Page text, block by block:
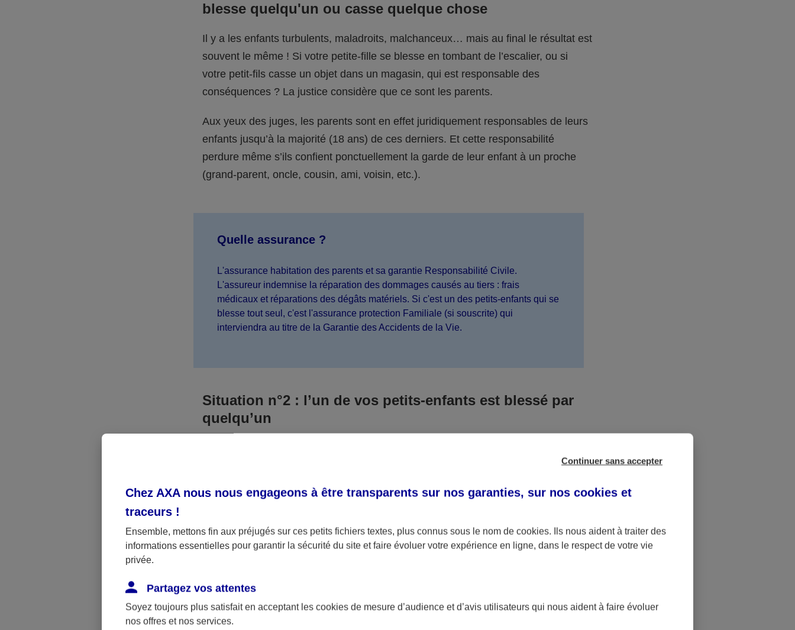
blesse quelqu'un ou casse quelque chose
Il y a les enfants turbulents, maladroits, malchanceux… mais au final le résultat est
souvent le même ! Si votre petite-fille se blesse en tombant de l’escalier, ou si
votre petit-fils casse un objet dans un magasin, qui est responsable des
conséquences ? La justice considère que ce sont les parents.
Aux yeux des juges, les parents sont en effet juridiquement responsables de leurs
enfants jusqu’à la majorité (18 ans) de ces derniers. Et cette responsabilité
perdure même s’ils confient ponctuellement la garde de leur enfant à un proche
(grand-parent, oncle, cousin, ami, voisin, etc.).
Quelle assurance ?
L'assurance habitation des parents et sa garantie Responsabilité Civile.
L'assureur indemnise la réparation des dommages causés au tiers : frais
médicaux et réparations des dégâts matériels. Si c'est un des petits-enfants qui se
blesse tout seul, c'est l'assurance protection Familiale (si souscrite) qui
interviendra au titre de la Garantie des Accidents de la Vie.
Situation n°2 : l’un de vos petits-enfants est blessé par
quelqu’un
responsable. Aux yeux de la justice, le responsable est la personne ayant entrainé
médicaux et éventuelles indemnisations en guise de dommage.
Néanmoins, si aucun responsable n’a été désigné ou retrouvé pour l’accident dont
a été victime votre petit-fils ou petite-fille, seule une assurance spécifique
fonctionner.
Continuer sans accepter
Chez AXA nous nous engageons à être transparents sur nos garanties, sur nos cookies et
traceurs !
Ensemble, mettons fin aux préjugés sur ces petits fichiers textes, plus connus sous le nom de cookies. Ils nous aident à traiter des
informations essentielles pour garantir la sécurité du site et faire évoluer votre expérience en ligne, dans le respect de votre vie
privée.
Partagez vos attentes
Soyez toujours plus satisfait en acceptant les cookies de mesure d’audience et d’avis utilisateurs qui nous aident à faire évoluer
nos offres et nos services.